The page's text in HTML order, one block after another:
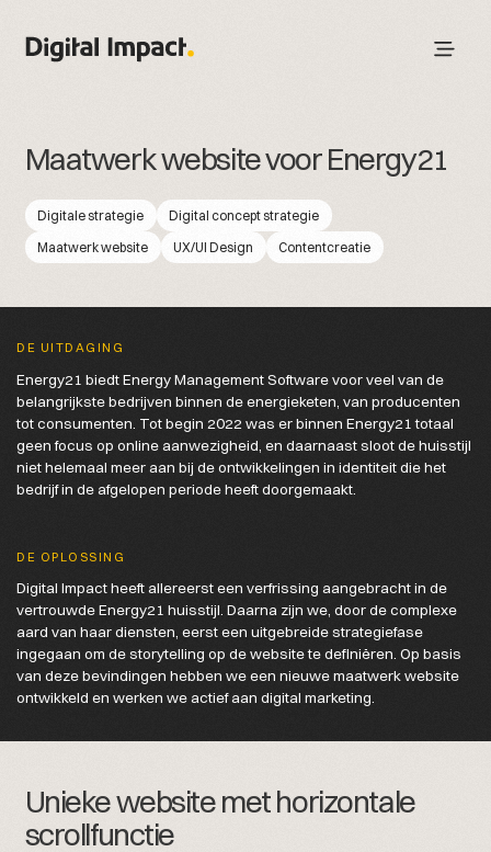
Maatwerk website voor Energy21
Digitale strategie
Digital concept strategie
Maatwerk website
UX/UI Design Contentcreatie
DE UITDAGING
Energy21 biedt Energy Management Software voor veel van de
belangrijkste bedrijven binnen de energieketen, van producenten
tot consumenten. Tot begin 2022 was er binnen Energy21 totaal
geen focus op online aanwezigheid, en daarnaast sloot de huisstijl
niet helemaal meer aan bij de ontwikkelingen in identiteit die het
bedrijf in de afgelopen periode heeft doorgemaakt.
DE OPLOSSING
Digital Impact heeft allereerst een verfrissing aangebracht in de
vertrouwde Energy21 huisstijl. Daarna zijn we, door de complexe
aard van haar diensten, eerst een uitgebreide strategiefase
ingegaan om de storytelling op de website te definiëren. Op basis
van deze bevindingen hebben we een nieuwe maatwerk website
ontwikkeld en werken we actief aan digital marketing.
Unieke website met horizontale
scrollfunctie